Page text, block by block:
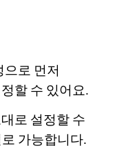
로 먼저
할 수 있어요.
로 설정할 수
가능합니다.